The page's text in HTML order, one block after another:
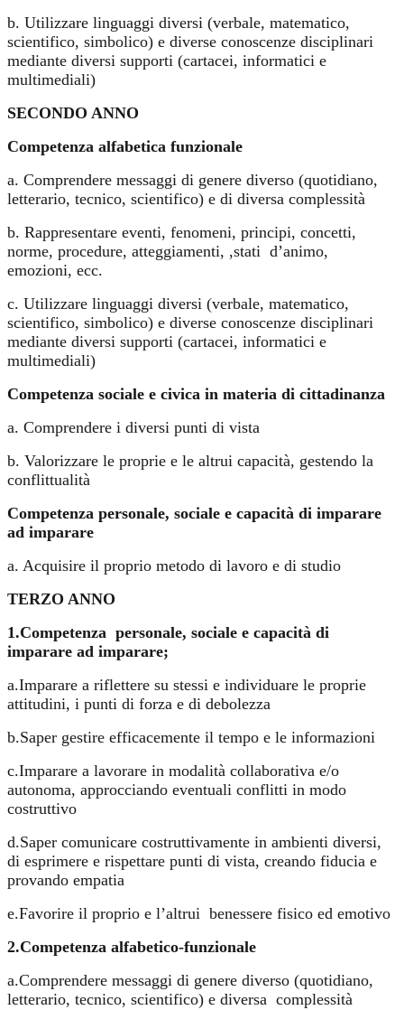
b. Utilizzare linguaggi diversi (verbale, matematico,
scientifico, simbolico) e diverse conoscenze disciplinari
mediante diversi supporti (cartacei, informatici e
multimediali)
SECONDO ANNO
Competenza alfabetica funzionale
a. Comprendere messaggi di genere diverso (quotidiano,
letterario, tecnico, scientifico) e di diversa complessità
b. Rappresentare eventi, fenomeni, principi, concetti,
norme, procedure, atteggiamenti, ,stati d’animo,
emozioni, ecc.
c. Utilizzare linguaggi diversi (verbale, matematico,
scientifico, simbolico) e diverse conoscenze disciplinari
mediante diversi supporti (cartacei, informatici e
multimediali)
Competenza sociale e civica in materia di cittadinanza
a. Comprendere i diversi punti di vista
b. Valorizzare le proprie e le altrui capacità, gestendo la
conflittualità
Competenza personale, sociale e capacità di imparare
ad imparare
a. Acquisire il proprio metodo di lavoro e di studio
TERZO ANNO
1.Competenza personale, sociale e capacità di
imparare ad imparare;
a.Imparare a riflettere su stessi e individuare le proprie
attitudini, i punti di forza e di debolezza
b.Saper gestire efficacemente il tempo e le informazioni
c.Imparare a lavorare in modalità collaborativa e/o
autonoma, approcciando eventuali conflitti in modo
costruttivo
d.Saper comunicare costruttivamente in ambienti diversi,
di esprimere e rispettare punti di vista, creando fiducia e
provando empatia
e.Favorire il proprio e l’altrui benessere fisico ed emotivo
2.Competenza alfabetico-funzionale
a.Comprendere messaggi di genere diverso (quotidiano,
letterario, tecnico, scientifico) e diversa complessità